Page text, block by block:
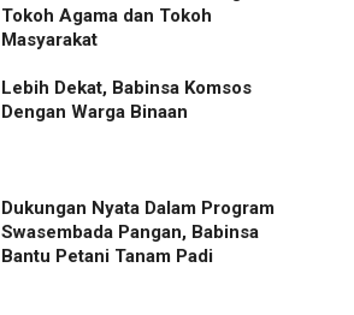
Tokoh Agama dan Tokoh
Masyarakat
Lebih Dekat, Babinsa Komsos
Dengan Warga Binaan
Dukungan Nyata Dalam Program
Swasembada Pangan, Babinsa
Bantu Petani Tanam Padi